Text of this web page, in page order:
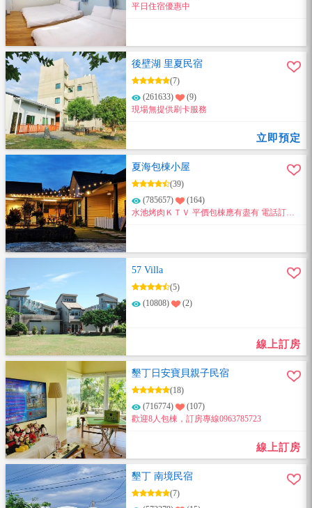
平日住宿優惠中
後壁湖 里夏民宿
(7)
(261633)
(9)
現場無提供刷卡服務
立即預定
夏海包棟小屋
(39)
(785657)
(164)
水池烤肉ＫＴＶ 平價包棟應有盡有 電話訂房
57 Villa
(5)
(10808)
(2)
線上訂房
墾丁日安寶貝親子民宿
(18)
(716774)
(107)
歡迎8人包棟，訂房專線0963785723
線上訂房
墾丁 南境民宿
(7)